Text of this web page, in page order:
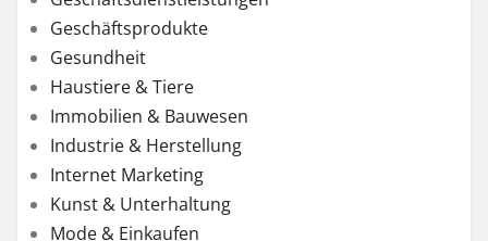
Geschäftsprodukte
Gesundheit
Haustiere & Tiere
Immobilien & Bauwesen
Industrie & Herstellung
Internet Marketing
Kunst & Unterhaltung
Mode & Einkaufen